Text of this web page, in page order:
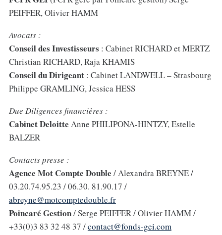
PEIFFER, Olivier HAMM
Avocats :
Conseil des Investisseurs : Cabinet RICHARD et MERTZ
Christian RICHARD, Raja KHAMIS
Conseil du Dirigeant: Cabinet LANDWELL – Strasbourg
Philippe GRAMLING, Jessica HESS
Due Diligences financières :
Cabinet Deloitte Anne PHILIPONA-HINTZY, Estelle
BALZER
Contacts presse :
Agence Mot Compte Double / Alexandra BREYNE /
03.20.74.95.23 / 06.30. 81.90.17 /
abreyne@motcomptedouble.fr
Poincaré Gestion/ Serge PEIFFER / Olivier HAMM /
+33(0)3 83 32 48 37 /contact@fonds-gei.com